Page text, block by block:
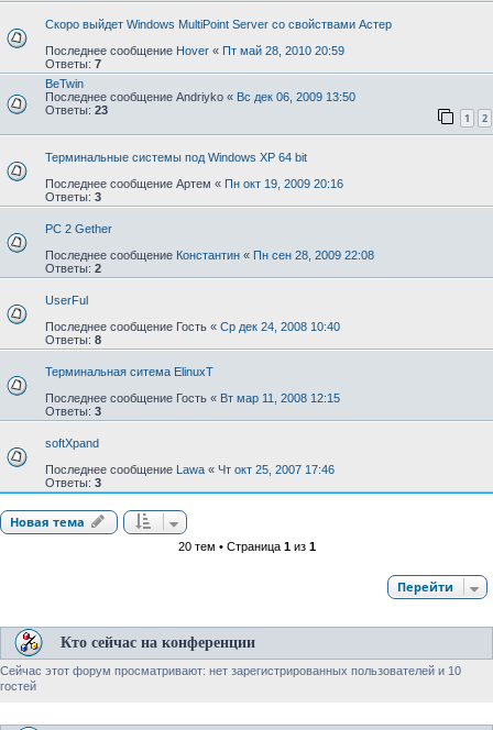
Скоро выйдет Windows MultiPoint Server со свойствами Астер
Последнее сообщение Hover « Пт май 28, 2010 20:59
Ответы: 7
BeTwin
Последнее сообщение Andriyko « Вс дек 06, 2009 13:50
Ответы: 23
1 2
Терминальные системы под Windows XP 64 bit
Последнее сообщение Артем « Пн окт 19, 2009 20:16
Ответы: 3
PC 2 Gether
Последнее сообщение Константин « Пн сен 28, 2009 22:08
Ответы: 2
UserFul
Последнее сообщение Гость « Ср дек 24, 2008 10:40
Ответы: 8
Терминальная ситема ElinuxT
Последнее сообщение Гость « Вт мар 11, 2008 12:15
Ответы: 3
softXpand
Последнее сообщение Lawa « Чт окт 25, 2007 17:46
Ответы: 3
Новая тема
20 тем • Страница 1из 1
Перейти
Кто сейчас на конференции
Сейчас этот форум просматривают: нет зарегистрированных пользователей и 10
гостей